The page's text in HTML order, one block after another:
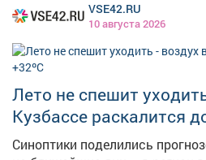
VSE42.RU
10 августа 2026
Лето не спешит
Кузбассе раскалится
Синоптики поделились